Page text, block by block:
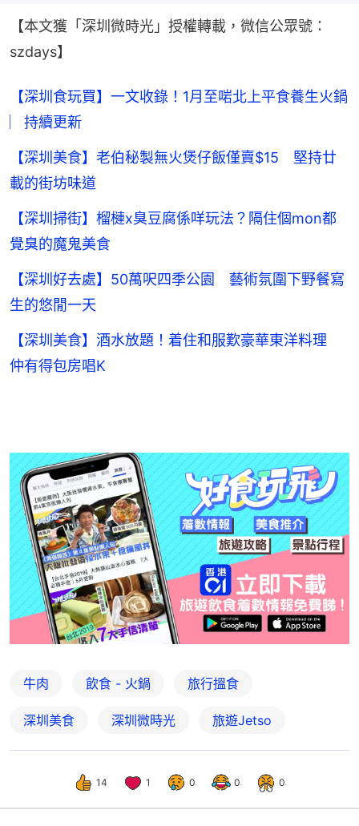
【本文獲「深圳微時光」授權轉載，微信公眾號：
szdays】
【深圳食玩買】一文收錄！1月至啱北上平食養生火鍋
︳持續更新
【深圳美食】老伯秘製無火煲仔飯僅賣$15 堅持廿
載的街坊味道
【深圳掃街】榴槤x臭豆腐係咩玩法？隔住個mon都
覺臭的魔鬼美食
【深圳好去處】50萬呎四季公園 藝術氛圍下野餐寫
生的悠閒一天
【深圳美食】酒水放題！着住和服歎豪華東洋料理
仲有得包房唱K
牛肉 飲食 - 火鍋 旅行搵食
深圳美食 深圳微時光 旅遊Jetso
14 1 0 0 0